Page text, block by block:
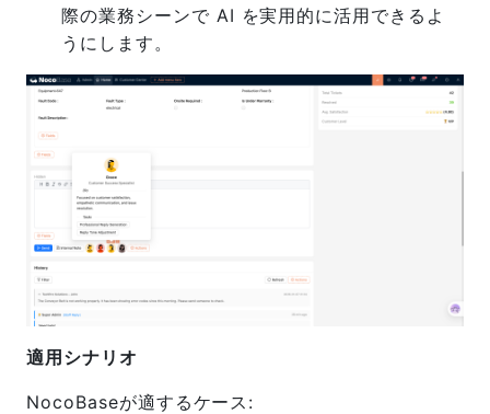
際の業務シーンで AI を実用的に活用できるよ
うにします。
適用シナリオ
NocoBaseが適するケース: